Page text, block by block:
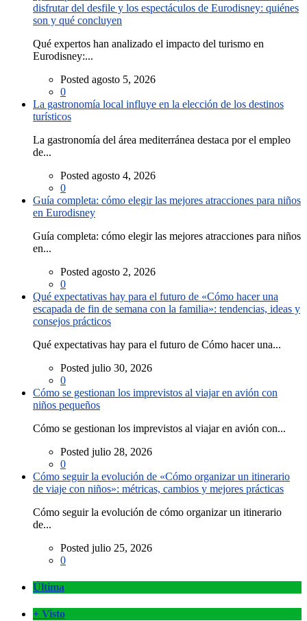
disfrutar del desfile y los espectáculos de Eurodisney: quiénes
son y qué concluyen
Qué expertos han analizado el impacto del turismo en
Eurodisney:...
Posted agosto 5, 2026
0
La gastronomía local influye en la elección de los destinos
turísticos
La gastronomía del área mediterránea destaca por el empleo
de...
Posted agosto 4, 2026
0
Guía completa: cómo elegir las mejores atracciones para niños
en Eurodisney
Guía completa: cómo elegir las mejores atracciones para niños
en...
Posted agosto 2, 2026
0
Qué expectativas hay para el futuro de «Cómo hacer una
escapada de fin de semana con la familia»: tendencias, ideas y
consejos prácticos
Qué expectativas hay para el futuro de Cómo hacer una...
Posted julio 30, 2026
0
Cómo se gestionan los imprevistos al viajar en avión con
niños pequeños
Cómo se gestionan los imprevistos al viajar en avión con...
Posted julio 28, 2026
0
Cómo seguir la evolución de «Cómo organizar un itinerario
de viaje con niños»: métricas, cambios y mejores prácticas
Cómo seguir la evolución de cómo organizar un itinerario
de...
Posted julio 25, 2026
0
Última
+ Visto